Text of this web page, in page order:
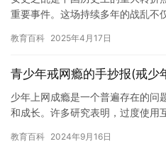
重要事件。这场持续多年的战乱不
母之间…
教育百科 2025年4月17日
青少年戒网瘾的手抄报(戒少
少年上网成瘾是一个普遍存在的问
和成长。许多研究表明，过度使用
来戒除…
教育百科 2024年9月16日